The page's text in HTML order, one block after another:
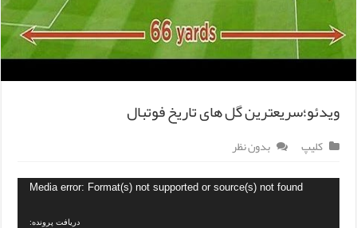
ویدئو؛سریعترین گل های تاریخ فوتبال
کلیپ بدون نظر
Media error: Format(s) not supported or source(s) not found
دریافت پرونده: